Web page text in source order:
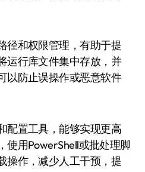
径和权限管理，有助于提
运行库文件集中存放，并
以防止误操作或恶意软件
配置工具，能够实现更高
使用PowerShell或批处理脚
操作，减少人工干预，提